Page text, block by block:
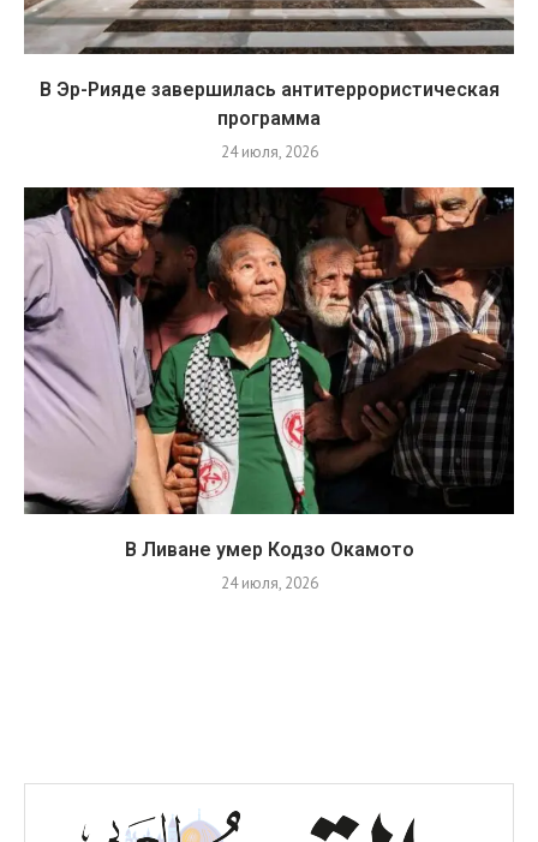
В Эр-Рияде завершилась антитеррористическая
программа
24 июля, 2026
В Ливане умер Кодзо Окамото
24 июля, 2026